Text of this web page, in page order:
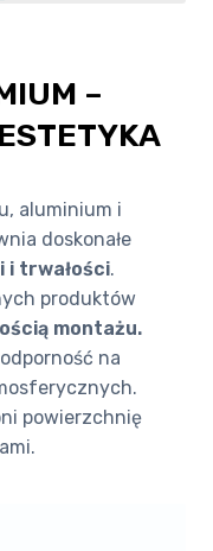
–
aluminium i
doskonałe
i trwałości.
produktów
montażu.
na
powierzchnię